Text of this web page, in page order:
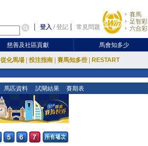
登入 /登記 常見問題
賽馬
足智彩
六合彩
慈善及社區貢獻 馬會知多少
從化馬場 投注指南 賽馬知多些 RESTART
馬匹資料 試閘結果 賽期表